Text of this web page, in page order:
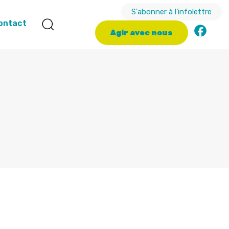
S'abonner à l'infolettre
Agir avec nous